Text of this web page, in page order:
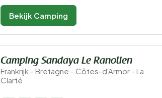
Bekijk Camping
Camping Sandaya Le Ranolien
Frankrijk - Bretagne - Côtes-d'Armor - La
Clarté